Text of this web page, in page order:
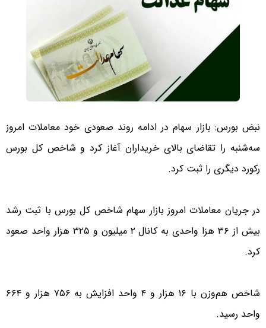
نبض بورس: بازار سهام در ادامه روند صعودی خود معاملات امروز
سه‌شنبه را تقاضای بالای خریداران آغاز کرد و شاخص کل بورس
رکورد دیگری را ثبت کرد.
در جریان معاملات امروز بازار سهام شاخص کل بورس با ثبت رشد
بیش از ۳۶ هزا واحدی به کانال ۲ میلیون و ۳۲۵ هزار واحد صعود
کرد.
شاخص هم‌وزن با ۱۶ هزار و ۴ واحد افزایش به ۷۵۶ هزار و ۶۶۴
واحد رسید.